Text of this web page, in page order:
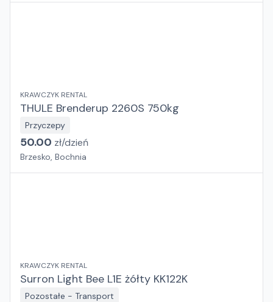
KRAWCZYK RENTAL
THULE Brenderup 2260S 750kg
Przyczepy
50.00 zł/dzień
Brzesko, Bochnia
KRAWCZYK RENTAL
Surron Light Bee L1E żółty KK122K
Pozostałe - Transport